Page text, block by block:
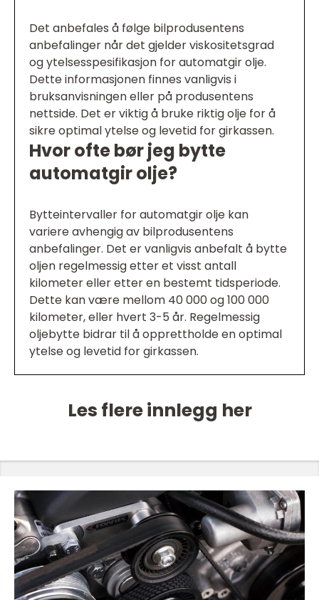
Det anbefales å følge bilprodusentens
anbefalinger når det gjelder viskositetsgrad
og ytelsesspesifikasjon for automatgir olje.
Dette informasjonen finnes vanligvis i
bruksanvisningen eller på produsentens
nettside. Det er viktig å bruke riktig olje for å
sikre optimal ytelse og levetid for girkassen.
Hvor ofte bør jeg bytte
automatgir olje?
Bytteintervaller for automatgir olje kan
variere avhengig av bilprodusentens
anbefalinger. Det er vanligvis anbefalt å bytte
oljen regelmessig etter et visst antall
kilometer eller etter en bestemt tidsperiode.
Dette kan være mellom 40 000 og 100 000
kilometer, eller hvert 3-5 år. Regelmessig
oljebytte bidrar til å opprettholde en optimal
ytelse og levetid for girkassen.
Les flere innlegg her